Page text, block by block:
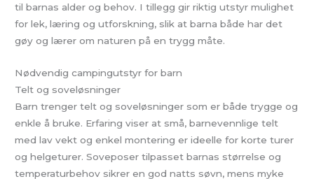
til barnas alder og behov. I tillegg gir riktig utstyr mulighet
for lek, læring og utforskning, slik at barna både har det
gøy og lærer om naturen på en trygg måte.
Nødvendig campingutstyr for barn
Telt og soveløsninger
Barn trenger telt og soveløsninger som er både trygge og
enkle å bruke. Erfaring viser at små, barnevennlige telt
med lav vekt og enkel montering er ideelle for korte turer
og helgeturer. Soveposer tilpasset barnas størrelse og
temperaturbehov sikrer en god natts søvn, mens myke